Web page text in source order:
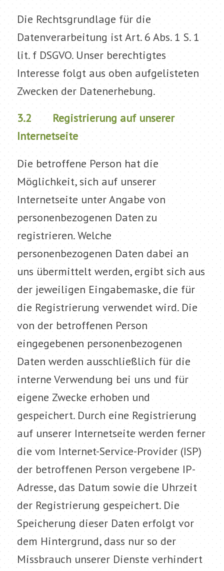
Die Rechtsgrundlage für die
Datenverarbeitung ist Art. 6 Abs. 1 S. 1
lit. f DSGVO. Unser berechtigtes
Interesse folgt aus oben aufgelisteten
Zwecken der Datenerhebung.
3.2 Registrierung auf unserer
Internetseite
Die betroffene Person hat die
Möglichkeit, sich auf unserer
Internetseite unter Angabe von
personenbezogenen Daten zu
registrieren. Welche
personenbezogenen Daten dabei an
uns übermittelt werden, ergibt sich aus
der jeweiligen Eingabemaske, die für
die Registrierung verwendet wird. Die
von der betroffenen Person
eingegebenen personenbezogenen
Daten werden ausschließlich für die
interne Verwendung bei uns und für
eigene Zwecke erhoben und
gespeichert. Durch eine Registrierung
auf unserer Internetseite werden ferner
die vom Internet-Service-Provider (ISP)
der betroffenen Person vergebene IP-
Adresse, das Datum sowie die Uhrzeit
der Registrierung gespeichert. Die
Speicherung dieser Daten erfolgt vor
dem Hintergrund, dass nur so der
Missbrauch unserer Dienste verhindert